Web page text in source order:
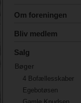
Om foreningen
Bliv medlem
Salg
Bøger
4 Bofællesskaber
Egebotøsen